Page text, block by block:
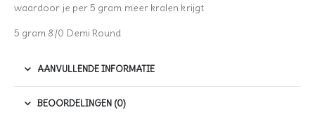
waardoor je per 5 gram meer kralen krijgt
5 gram 8/0 Demi Round
AANVULLENDE INFORMATIE
BEOORDELINGEN (0)